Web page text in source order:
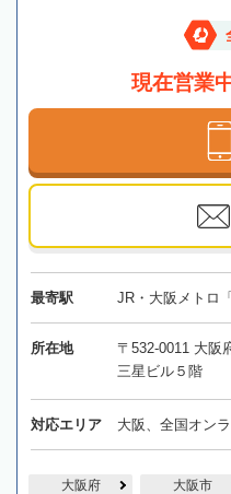
現在営業
最寄駅 JR・大阪メトロ
所在地
〒532-0011 大阪
三星ビル５階
対応エリア 大阪、全国オン
大阪府 大阪市